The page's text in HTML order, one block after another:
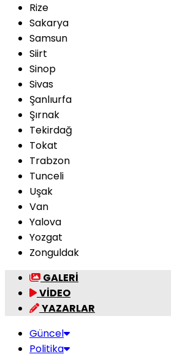
Rize
Sakarya
Samsun
Siirt
Sinop
Sivas
Şanlıurfa
Şırnak
Tekirdağ
Tokat
Trabzon
Tunceli
Uşak
Van
Yalova
Yozgat
Zonguldak
GALERİ
VİDEO
YAZARLAR
Güncel
Politika